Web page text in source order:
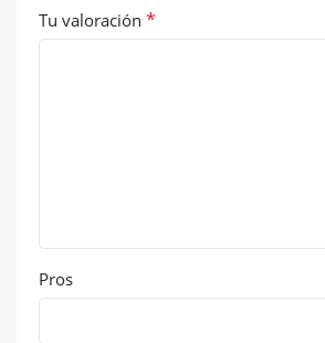
Tu valoración *
Pros